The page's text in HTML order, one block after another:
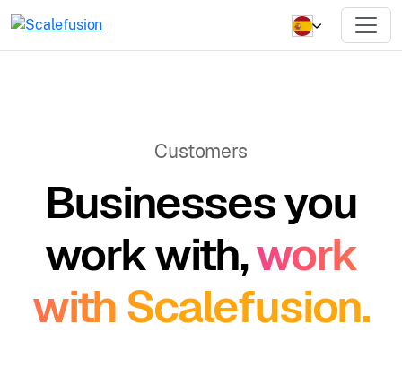
Customers
Businesses you
work with,work
with Scalefusion.